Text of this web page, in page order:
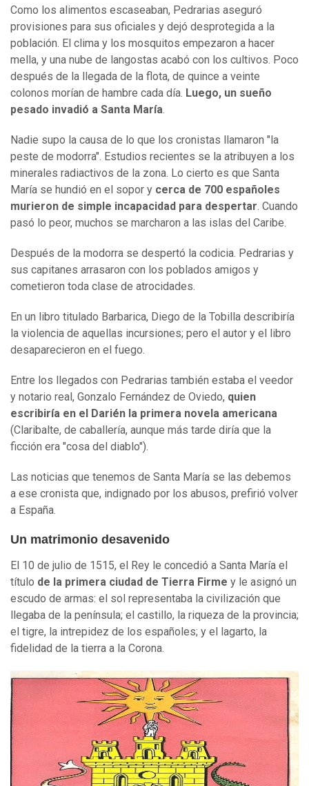
Como los alimentos escaseaban, Pedrarias aseguró
provisiones para sus oficiales y dejó desprotegida a la
población. El clima y los mosquitos empezaron a hacer
mella, y una nube de langostas acabó con los cultivos. Poco
después de la llegada de la flota, de quince a veinte
colonos morían de hambre cada día. Luego, un sueño
pesado invadió a Santa María.
Nadie supo la causa de lo que los cronistas llamaron "la
peste de modorra". Estudios recientes se la atribuyen a los
minerales radiactivos de la zona. Lo cierto es que Santa
María se hundió en el sopor y cerca de 700 españoles
murieron de simple incapacidad para despertar. Cuando
pasó lo peor, muchos se marcharon a las islas del Caribe.
Después de la modorra se despertó la codicia. Pedrarias y
sus capitanes arrasaron con los poblados amigos y
cometieron toda clase de atrocidades.
En un libro titulado Barbarica, Diego de la Tobilla describiría
la violencia de aquellas incursiones; pero el autor y el libro
desaparecieron en el fuego.
Entre los llegados con Pedrarias también estaba el veedor
y notario real, Gonzalo Fernández de Oviedo, quien
escribiría en el Darién la primera novela americana
(Claribalte, de caballería, aunque más tarde diría que la
ficción era "cosa del diablo").
Las noticias que tenemos de Santa María se las debemos
a ese cronista que, indignado por los abusos, prefirió volver
a España.
Un matrimonio desavenido
El 10 de julio de 1515, el Rey le concedió a Santa María el
título de la primera ciudad de Tierra Firme y le asignó un
escudo de armas: el sol representaba la civilización que
llegaba de la península; el castillo, la riqueza de la provincia;
el tigre, la intrepidez de los españoles; y el lagarto, la
fidelidad de la tierra a la Corona.